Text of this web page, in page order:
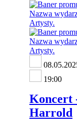
19:00
Koncert
Harrold